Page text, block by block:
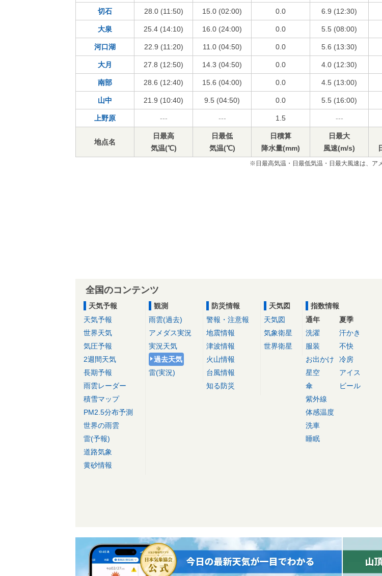
切石 28.0 (11:50) 15.0 (02:00) 0.0 6.9 (12:30)
大泉 25.4 (14:10) 16.0 (24:00) 0.0 5.5 (08:00)
河口湖 22.9 (11:20) 11.0 (04:50) 0.0 5.6 (13:30)
大月 27.8 (12:50) 14.3 (04:50) 0.0 4.0 (12:30)
南部 28.6 (12:40) 15.6 (04:00) 0.0 4.5 (13:00)
山中 21.9 (10:40) 9.5 (04:50) 0.0 5.5 (16:00)
上野原 --- --- 1.5 ---
地点名
日最高
気温(℃)
日最低
気温(℃)
日積算
降水量(mm)
日最大
風速(m/s)
※日最高気温・日最低気温・日最大風速は、ア
全国のコンテンツ
天気予報
天気予報
世界天気
気圧予報
2週間天気
長期予報
雨雲レーダー
積雪マップ
PM2.5分布予測
世界の雨雲
雷(予報)
道路気象
黄砂情報
観測
雨雲(過去)
アメダス実況
実況天気
過去天気
雷(実況)
防災情報
警報・注意報
地震情報
津波情報
火山情報
台風情報
知る防災
天気図
天気図
気象衛星
世界衛星
指数情報
通年
洗濯
服装
お出かけ
星空
傘
紫外線
体感温度
洗車
睡眠
夏季
汗かき
不快
冷房
アイス
ビール